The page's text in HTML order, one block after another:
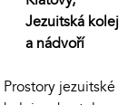
Jezuitská kolej
a nádvoří
Prostory jezuitské